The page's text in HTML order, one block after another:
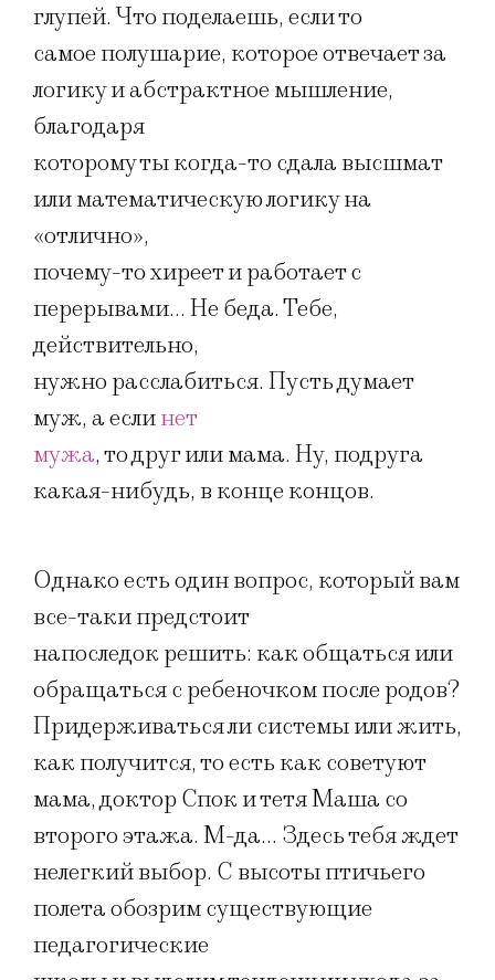
глупей. Что поделаешь, если то
самое полушарие, которое отвечает за
логику и абстрактное мышление,
благодаря
которому ты когда-то сдала высшмат
или математическую логику на
«отлично»,
почему-то хиреет и работает с
перерывами… Не беда. Тебе,
действительно,
нужно расслабиться. Пусть думает
муж, а еслинет
мужа, то друг или мама. Ну, подруга
какая-нибудь, в конце концов.
Однако есть один вопрос, который вам
все-таки предстоит
напоследок решить: как общаться или
обращаться с ребеночком после родов?
Придерживаться ли системы или жить,
как получится, то есть как советуют
мама, доктор Спок и тетя Маша со
второго этажа. М-да… Здесь тебя ждет
нелегкий выбор. С высоты птичьего
полета обозрим существующие
педагогические